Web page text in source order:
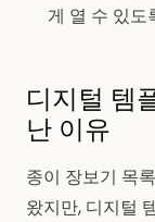
게 열 수 있도
디지털 템
난 이유
종이 장보기 목
왔지만, 디지털